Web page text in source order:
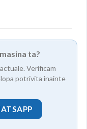
ta?
Verificam
potrivita inainte